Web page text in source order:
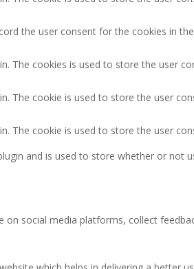
the user consent for the cookies in
The cookies is used to store the user
The cookie is used to store the user
The cookie is used to store the user
and is used to store whether or
social media platforms, collect